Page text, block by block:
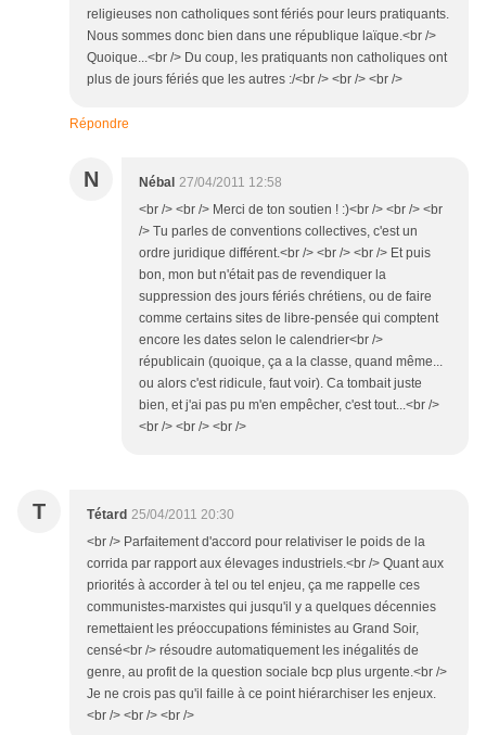
religieuses non catholiques sont fériés pour leurs pratiquants.
Nous sommes donc bien dans une république laïque.<br />
Quoique...<br /> Du coup, les pratiquants non catholiques ont
plus de jours fériés que les autres :/<br /> <br /> <br />
Répondre
N Nébal 27/04/2011 12:58
<br /> <br /> Merci de ton soutien ! :)<br /> <br /> <br
/> Tu parles de conventions collectives, c'est un
ordre juridique différent.<br /> <br /> <br /> Et puis
bon, mon but n'était pas de revendiquer la
suppression des jours fériés chrétiens, ou de faire
comme certains sites de libre-pensée qui comptent
encore les dates selon le calendrier<br />
républicain (quoique, ça a la classe, quand même...
ou alors c'est ridicule, faut voir). Ca tombait juste
bien, et j'ai pas pu m'en empêcher, c'est tout...<br />
<br /> <br /> <br />
T Tétard 25/04/2011 20:30
<br /> Parfaitement d'accord pour relativiser le poids de la
corrida par rapport aux élevages industriels.<br /> Quant aux
priorités à accorder à tel ou tel enjeu, ça me rappelle ces
communistes-marxistes qui jusqu'il y a quelques décennies
remettaient les préoccupations féministes au Grand Soir,
censé<br /> résoudre automatiquement les inégalités de
genre, au profit de la question sociale bcp plus urgente.<br />
Je ne crois pas qu'il faille à ce point hiérarchiser les enjeux.
<br /> <br /> <br />